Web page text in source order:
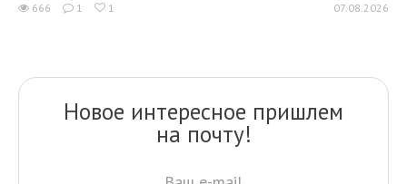
666 1 1 07.08.2026
Новое интересное пришлем
на почту!